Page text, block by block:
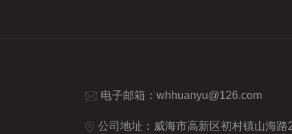
电子邮箱： whhuanyu@126.com
公司地址：威海市高新区初村镇山海路